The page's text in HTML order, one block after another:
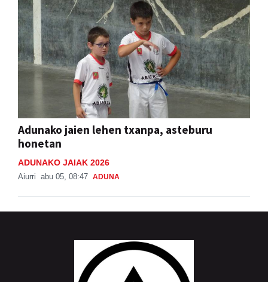
Adunako jaien lehen txanpa, asteburu
honetan
ADUNAKO JAIAK 2026
Aiurri abu 05, 08:47 ADUNA